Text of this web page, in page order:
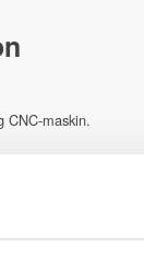
CNC-maskin.